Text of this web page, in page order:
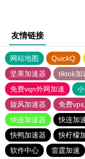
友情链接
网站地图 QuickQ
坚果加速器
tiktok加
免费vqn外网加速
旋风加速器
免费
快连加速器
快连加
快鸭加速器
快柠檬
软件中心
雷霆加速